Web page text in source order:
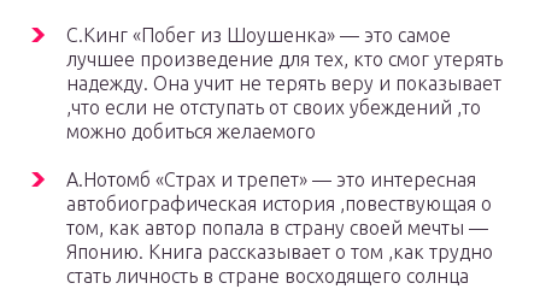
С.Кинг «Побег из Шоушенка» — это самое
лучшее произведение для тех, кто смог утерять
надежду. Она учит не терять веру и показывает
,что если не отступать от своих убеждений ,то
можно добиться желаемого
А.Нотомб «Страх и трепет» — это интересная
автобиографическая история ,повествующая о
том, как автор попала в страну своей мечты —
Японию. Книга рассказывает о том ,как трудно
стать личность в стране восходящего солнца